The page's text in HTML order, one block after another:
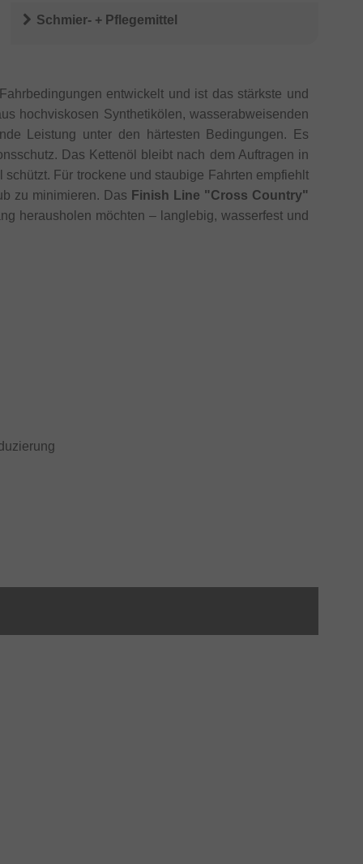
Schmier- + Pflegemittel
entwickelt und ist das stärkste und
hochviskosen Synthetikölen, wasserabweisenden
Leistung unter den härtesten Bedingungen. Es
Das Kettenöl bleibt nach dem Auftragen in
Für trockene und staubige Fahrten empfiehlt
zu minimieren. Das Finish Line "Cross Country"
herausholen möchten – langlebig, wasserfest und